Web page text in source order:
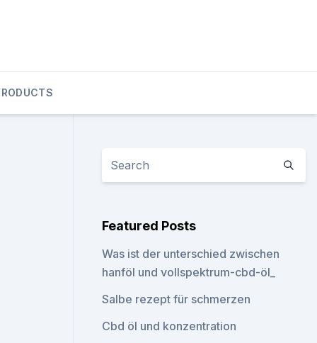
Featured Posts
Was ist der unterschied zwischen
hanföl und vollspektrum-cbd-öl_
Salbe rezept für schmerzen
Cbd öl und konzentration